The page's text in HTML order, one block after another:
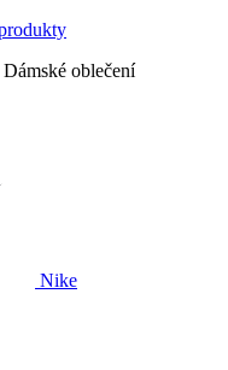
Dámské oblečení
Nike